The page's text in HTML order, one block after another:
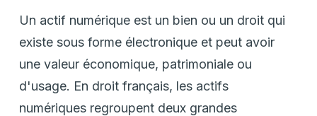
Un actif numérique est un bien ou un droit qui
existe sous forme électronique et peut avoir
une valeur économique, patrimoniale ou
d'usage. En droit français, les actifs
numériques regroupent deux grandes